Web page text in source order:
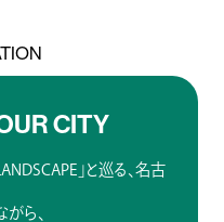
CITY
」と巡る、名古
ら、